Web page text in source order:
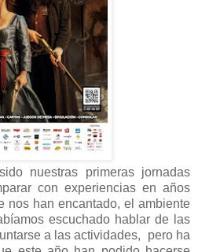
nuestras primeras jornadas
con experiencias en años
nos han encantado, el ambiente
escuchado hablar de las
a las actividades, pero ha